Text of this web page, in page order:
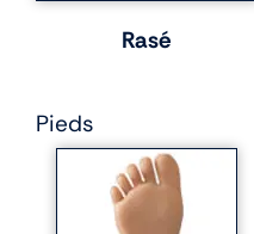
Rasé
Pieds